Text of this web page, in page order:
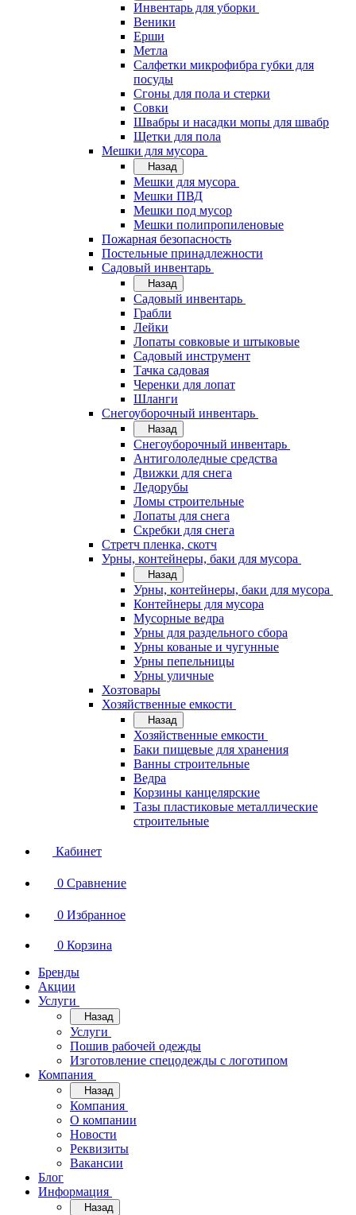
Инвентарь для уборки
Веники
Ерши
Метла
Салфетки микрофибра губки для
посуды
Сгоны для пола и стерки
Совки
Швабры и насадки мопы для швабр
Щетки для пола
Мешки для мусора
Назад
Мешки для мусора
Мешки ПВД
Мешки под мусор
Мешки полипропиленовые
Пожарная безопасность
Постельные принадлежности
Садовый инвентарь
Назад
Садовый инвентарь
Грабли
Лейки
Лопаты совковые и штыковые
Садовый инструмент
Тачка садовая
Черенки для лопат
Шланги
Снегоуборочный инвентарь
Назад
Снегоуборочный инвентарь
Антигололедные средства
Движки для снега
Ледорубы
Ломы строительные
Лопаты для снега
Скребки для снега
Стретч пленка, скотч
Урны, контейнеры, баки для мусора
Назад
Урны, контейнеры, баки для мусора
Контейнеры для мусора
Мусорные ведра
Урны для раздельного сбора
Урны кованые и чугунные
Урны пепельницы
Урны уличные
Хозтовары
Хозяйственные емкости
Назад
Хозяйственные емкости
Баки пищевые для хранения
Ванны строительные
Ведра
Корзины канцелярские
Тазы пластиковые металлические
строительные
Кабинет
0 Сравнение
0 Избранное
0 Корзина
Бренды
Акции
Услуги
Назад
Услуги
Пошив рабочей одежды
Изготовление спецодежды с логотипом
Компания
Назад
Компания
О компании
Новости
Реквизиты
Вакансии
Блог
Информация
Назад